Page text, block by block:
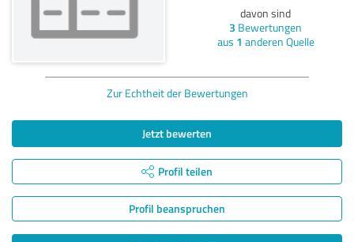
davon sind
3 Bewertungen
aus 1 anderen Quelle
Zur Echtheit der Bewertungen
Jetzt bewerten
Profil teilen
Profil beanspruchen